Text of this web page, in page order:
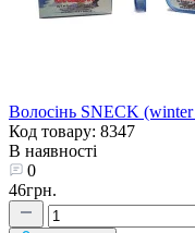
Волосінь SNECK
Код товару: 8347
В наявності
0
46грн.